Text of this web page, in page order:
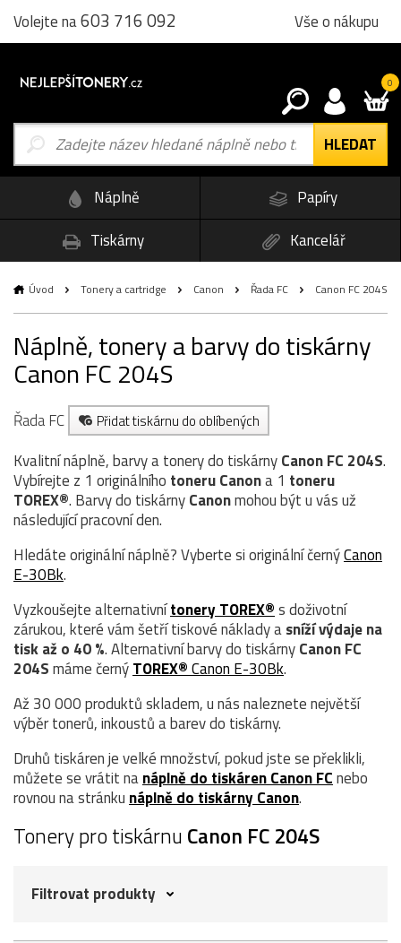
Volejte na603 716 092 Vše o nákupu
0
Náplně
Papíry
Tiskárny
Kancelář
Úvod Tonery a cartridge Canon Řada FC Canon FC 204S
Náplně, tonery a barvy do tiskárny
Canon FC 204S
Řada FC Přidat tiskárnu do oblíbených
Kvalitní náplně, barvy a tonery do tiskárnyCanon FC 204S.
Vybírejte z 1 originálního toneruCanona 1 toneru
TOREX®. Barvy do tiskárnyCanonmohou být u vás už
následující pracovní den.
Hledáte originální náplně? Vyberte si originální černýCanon
E-30Bk.
Vyzkoušejte alternativnítonery TOREX®s doživotní
zárukou, které vám šetří tiskové náklady asníží výdaje na
tisk až o 40 %. Alternativní barvy do tiskárnyCanon FC
204Smáme černýTOREX®Canon E-30Bk.
Až 30 000 produktů skladem, u nás naleznete největší
výběr tonerů, inkoustů a barev do tiskárny.
Druhů tiskáren je velké množství, pokud jste se překlikli,
můžete se vrátit nanáplně do tiskáren Canon FCnebo
rovnou na stránku náplně do tiskárny Canon.
Tonery pro tiskárnu Canon FC 204S
Filtrovat produkty